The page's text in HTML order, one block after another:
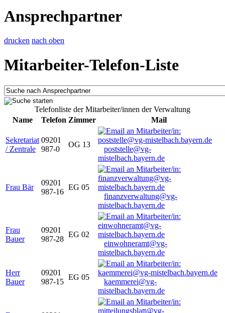
Ansprechpartner
drucken nach oben
Mitarbeiter-Telefon-Liste
Telefonliste der Mitarbeiter/innen der Verwaltung
Name
Telefon Zimmer Mail
Sekretariat
/ Zentrale
09201
987-0
OG 13
poststelle@vg-
mistelbach.bayern.de
Frau Bär
09201
987-16
EG 05
finanzverwaltung@vg-
mistelbach.bayern.de
Frau
Bauer
09201
987-28
EG 02
einwohneramt@vg-
mistelbach.bayern.de
Herr
Bauer
09201
987-15
EG 05
kaemmerei@vg-
mistelbach.bayern.de